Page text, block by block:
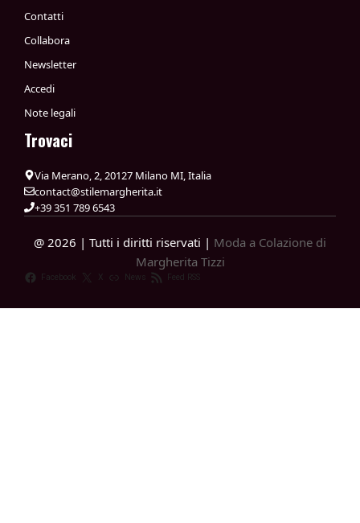
Contatti
Collabora
Newsletter
Accedi
Note legali
Trovaci
Via Merano, 2, 20127 Milano MI, Italia
contact@stilemargherita.it
+39 351 789 6543
@ 2026 | Tutti i diritti riservati | Moda a Colazione di
Margherita Tizzi
Facebook X News Feed RSS